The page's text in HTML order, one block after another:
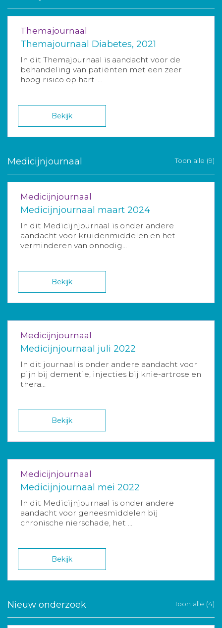
Themajournaal
Themajournaal Diabetes, 2021
In dit Themajournaal is aandacht voor de
behandeling van patiënten met een zeer
hoog risico op hart-...
Bekijk
Medicijnjournaal Toon alle (9)
Medicijnjournaal
Medicijnjournaal maart 2024
In dit Medicijnjournaal is onder andere
aandacht voor kruidenmiddelen en het
verminderen van onnodig...
Bekijk
Medicijnjournaal
Medicijnjournaal juli 2022
In dit journaal is onder andere aandacht voor
pijn bij dementie, injecties bij knie-artrose en
thera...
Bekijk
Medicijnjournaal
Medicijnjournaal mei 2022
In dit Medicijnjournaal is onder andere
aandacht voor geneesmiddelen bij
chronische nierschade, het ...
Bekijk
Nieuw onderzoek Toon alle (4)